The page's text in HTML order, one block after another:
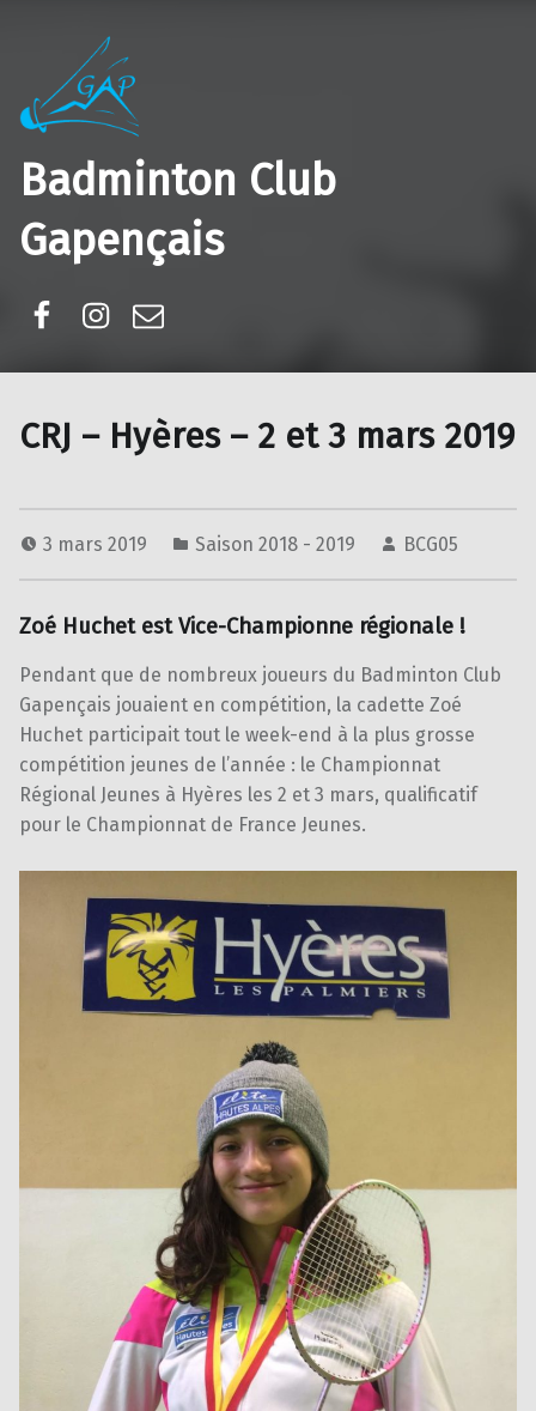
Badminton Club
Gapençais
CRJ – Hyères – 2 et 3 mars 2019
3 mars 2019 Saison 2018 - 2019 BCG05
Zoé Huchet est Vice-Championne régionale !
Pendant que de nombreux joueurs du Badminton Club
Gapençais jouaient en compétition, la cadette Zoé
Huchet participait tout le week-end à la plus grosse
compétition jeunes de l’année : le Championnat
Régional Jeunes à Hyères les 2 et 3 mars, qualificatif
pour le Championnat de France Jeunes.